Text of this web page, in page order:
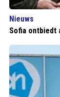
Nieuws
Sofia ontbiedt